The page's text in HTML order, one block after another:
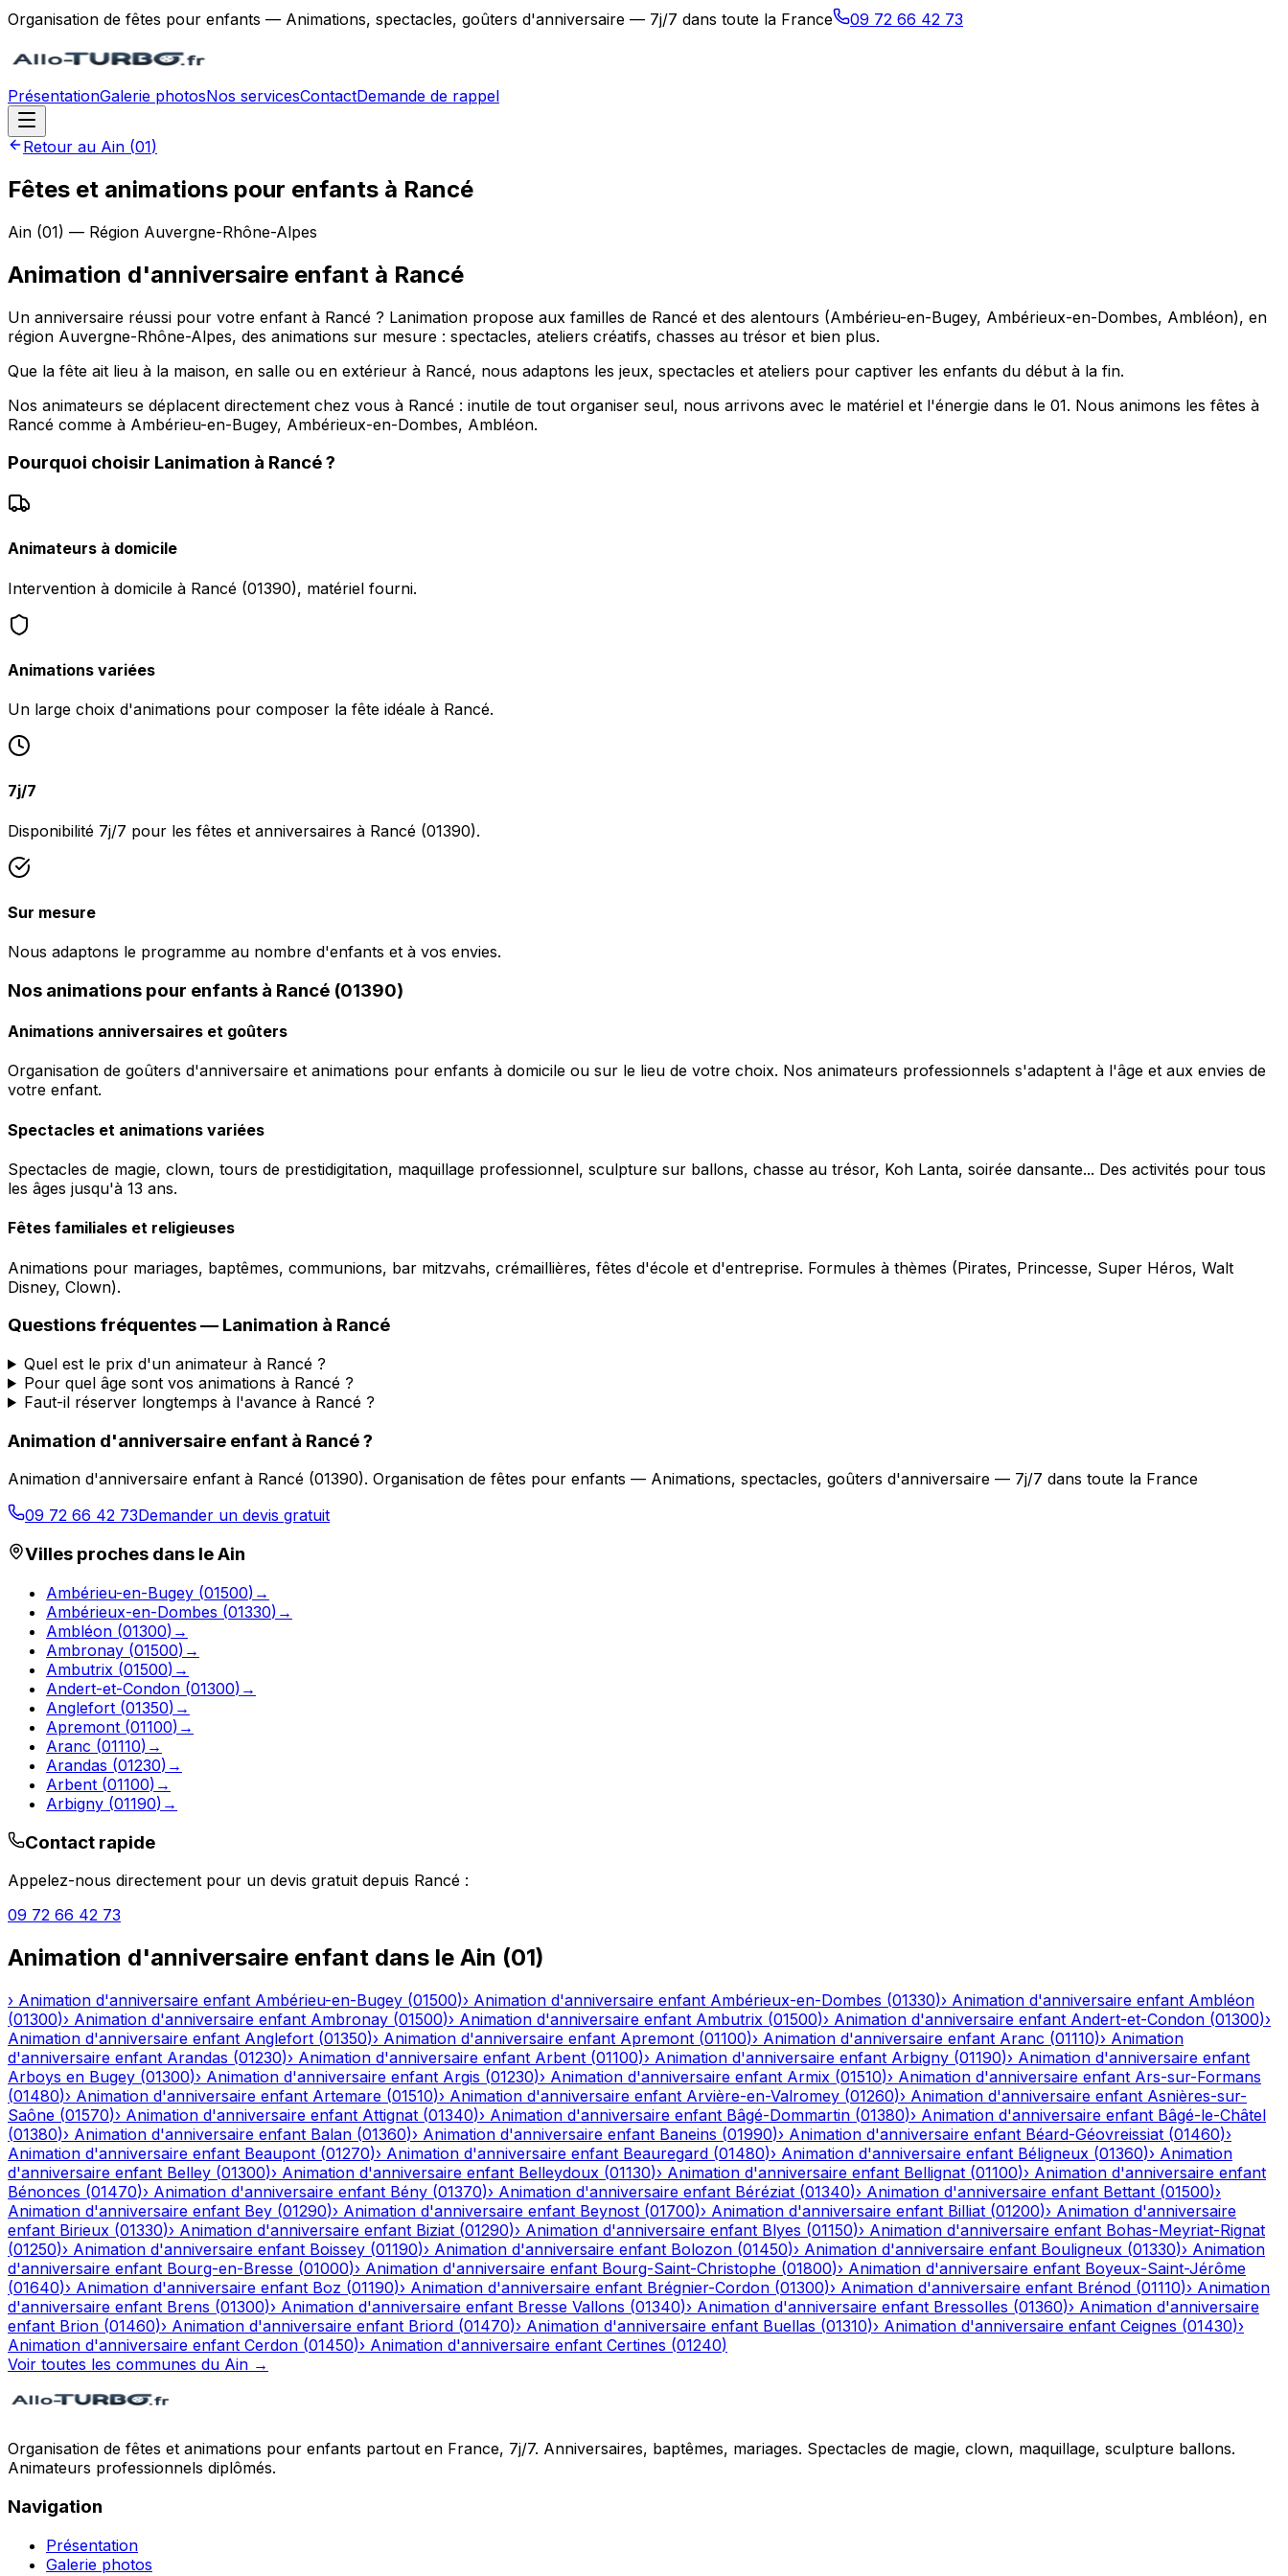
Organisation de fêtes pour enfants — Animations, spectacles, goûters d'anniversaire — 7j/7 dans toute la France 09 72 66 42 73
PrésentationGalerie photosNos servicesContactDemande de rappel
Retour au Ain (01)
Fêtes et animations pour enfants à Rancé
Ain (01) — Région Auvergne-Rhône-Alpes
Animation d'anniversaire enfant à Rancé
Un anniversaire réussi pour votre enfant à Rancé ? Lanimation propose aux familles de Rancé et des alentours (Ambérieu-en-Bugey, Ambérieux-en-Dombes, Ambléon), en
région Auvergne-Rhône-Alpes, des animations sur mesure : spectacles, ateliers créatifs, chasses au trésor et bien plus.
Que la fête ait lieu à la maison, en salle ou en extérieur à Rancé, nous adaptons les jeux, spectacles et ateliers pour captiver les enfants du début à la fin.
Nos animateurs se déplacent directement chez vous à Rancé : inutile de tout organiser seul, nous arrivons avec le matériel et l'énergie dans le 01. Nous animons les fêtes à
Rancé comme à Ambérieu-en-Bugey, Ambérieux-en-Dombes, Ambléon.
Pourquoi choisir Lanimation à Rancé?
Animateurs à domicile
Intervention à domicile à Rancé (01390), matériel fourni.
Animations variées
Un large choix d'animations pour composer la fête idéale à Rancé.
7j/7
Disponibilité 7j/7 pour les fêtes et anniversaires à Rancé (01390).
Sur mesure
Nous adaptons le programme au nombre d'enfants et à vos envies.
Nos animations pour enfants à Rancé (01390)
Animations anniversaires et goûters
Organisation de goûters d'anniversaire et animations pour enfants à domicile ou sur le lieu de votre choix. Nos animateurs professionnels s'adaptent à l'âge et aux envies de
votre enfant.
Spectacles et animations variées
Spectacles de magie, clown, tours de prestidigitation, maquillage professionnel, sculpture sur ballons, chasse au trésor, Koh Lanta, soirée dansante... Des activités pour tous
les âges jusqu'à 13 ans.
Fêtes familiales et religieuses
Animations pour mariages, baptêmes, communions, bar mitzvahs, crémaillières, fêtes d'école et d'entreprise. Formules à thèmes (Pirates, Princesse, Super Héros, Walt
Disney, Clown).
Questions fréquentes — Lanimation à Rancé
Quel est le prix d'un animateur à Rancé ?
Pour quel âge sont vos animations à Rancé ?
Faut-il réserver longtemps à l'avance à Rancé ?
Animation d'anniversaire enfant à Rancé?
Animation d'anniversaire enfant à Rancé (01390). Organisation de fêtes pour enfants — Animations, spectacles, goûters d'anniversaire — 7j/7 dans toute la France
09 72 66 42 73Demander un devis gratuit
Villes proches dans leAin
Ambérieu-en-Bugey (01500) →
Ambérieux-en-Dombes (01330) →
Ambléon (01300) →
Ambronay (01500) →
Ambutrix (01500) →
Andert-et-Condon (01300) →
Anglefort (01350) →
Apremont (01100) →
Aranc (01110) →
Arandas (01230) →
Arbent (01100) →
Arbigny (01190) →
Contact rapide
Appelez-nous directement pour un devis gratuit depuis Rancé :
09 72 66 42 73
Animation d'anniversaire enfant dans le Ain (01)
› Animation d'anniversaire enfant Ambérieu-en-Bugey (01500)› Animation d'anniversaire enfant Ambérieux-en-Dombes (01330)› Animation d'anniversaire enfant Ambléon
(01300)› Animation d'anniversaire enfant Ambronay (01500)› Animation d'anniversaire enfant Ambutrix (01500)› Animation d'anniversaire enfant Andert-et-Condon (01300)›
Animation d'anniversaire enfant Anglefort (01350)› Animation d'anniversaire enfant Apremont (01100)› Animation d'anniversaire enfant Aranc (01110)› Animation
d'anniversaire enfant Arandas (01230)› Animation d'anniversaire enfant Arbent (01100)› Animation d'anniversaire enfant Arbigny (01190)› Animation d'anniversaire enfant
Arboys en Bugey (01300)› Animation d'anniversaire enfant Argis (01230)› Animation d'anniversaire enfant Armix (01510)› Animation d'anniversaire enfant Ars-sur-Formans
(01480)› Animation d'anniversaire enfant Artemare (01510)› Animation d'anniversaire enfant Arvière-en-Valromey (01260)› Animation d'anniversaire enfant Asnières-sur-
Saône (01570)› Animation d'anniversaire enfant Attignat (01340)› Animation d'anniversaire enfant Bâgé-Dommartin (01380)› Animation d'anniversaire enfant Bâgé-le-Châtel
(01380)› Animation d'anniversaire enfant Balan (01360)› Animation d'anniversaire enfant Baneins (01990)› Animation d'anniversaire enfant Béard-Géovreissiat (01460)›
Animation d'anniversaire enfant Beaupont (01270)› Animation d'anniversaire enfant Beauregard (01480)› Animation d'anniversaire enfant Béligneux (01360)› Animation
d'anniversaire enfant Belley (01300)› Animation d'anniversaire enfant Belleydoux (01130)› Animation d'anniversaire enfant Bellignat (01100)› Animation d'anniversaire enfant
Bénonces (01470)› Animation d'anniversaire enfant Bény (01370)› Animation d'anniversaire enfant Béréziat (01340)› Animation d'anniversaire enfant Bettant (01500)›
Animation d'anniversaire enfant Bey (01290)› Animation d'anniversaire enfant Beynost (01700)› Animation d'anniversaire enfant Billiat (01200)› Animation d'anniversaire
enfant Birieux (01330)› Animation d'anniversaire enfant Biziat (01290)› Animation d'anniversaire enfant Blyes (01150)› Animation d'anniversaire enfant Bohas-Meyriat-Rignat
(01250)› Animation d'anniversaire enfant Boissey (01190)› Animation d'anniversaire enfant Bolozon (01450)› Animation d'anniversaire enfant Bouligneux (01330)› Animation
d'anniversaire enfant Bourg-en-Bresse (01000)› Animation d'anniversaire enfant Bourg-Saint-Christophe (01800)› Animation d'anniversaire enfant Boyeux-Saint-Jérôme
(01640)› Animation d'anniversaire enfant Boz (01190)› Animation d'anniversaire enfant Brégnier-Cordon (01300)› Animation d'anniversaire enfant Brénod (01110)› Animation
d'anniversaire enfant Brens (01300)› Animation d'anniversaire enfant Bresse Vallons (01340)› Animation d'anniversaire enfant Bressolles (01360)› Animation d'anniversaire
enfant Brion (01460)› Animation d'anniversaire enfant Briord (01470)› Animation d'anniversaire enfant Buellas (01310)› Animation d'anniversaire enfant Ceignes (01430)›
Animation d'anniversaire enfant Cerdon (01450)› Animation d'anniversaire enfant Certines (01240)
Voir toutes les communes du Ain →
Organisation de fêtes et animations pour enfants partout en France, 7j/7. Anniversaires, baptêmes, mariages. Spectacles de magie, clown, maquillage, sculpture ballons.
Animateurs professionnels diplômés.
Navigation
Présentation
Galerie photos